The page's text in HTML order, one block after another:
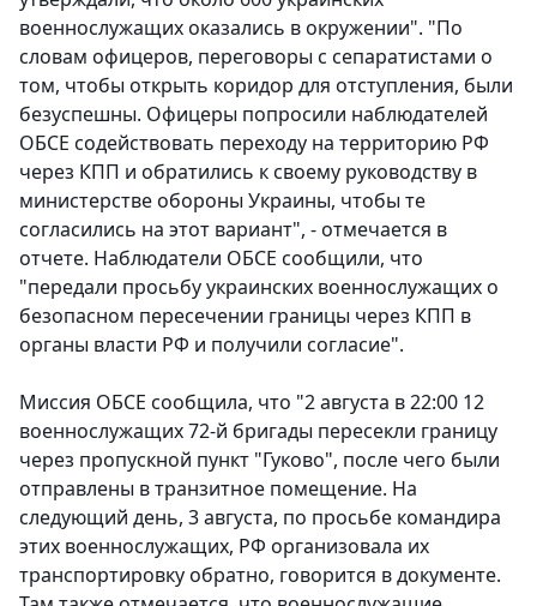
военнослужащих оказались в окружении". "По
словам офицеров, переговоры с сепаратистами о
том, чтобы открыть коридор для отступления, были
безуспешны. Офицеры попросили наблюдателей
ОБСЕ содействовать переходу на территорию РФ
через КПП и обратились к своему руководству в
министерстве обороны Украины, чтобы те
согласились на этот вариант", - отмечается в
отчете. Наблюдатели ОБСЕ сообщили, что
"передали просьбу украинских военнослужащих о
безопасном пересечении границы через КПП в
органы власти РФ и получили согласие".
Миссия ОБСЕ сообщила, что "2 августа в 22:00 12
военнослужащих 72-й бригады пересекли границу
через пропускной пункт "Гуково", после чего были
отправлены в транзитное помещение. На
следующий день, 3 августа, по просьбе командира
этих военнослужащих, РФ организовала их
транспортировку обратно, говорится в документе.